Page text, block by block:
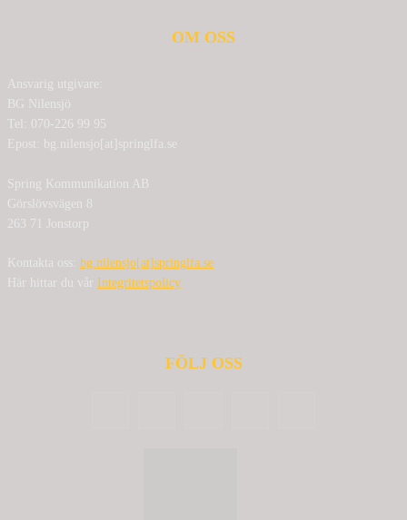
OM OSS
Ansvarig utgivare:
BG Nilensjö
Tel: 070-226 99 95
Epost: bg.nilensjo[at]springlfa.se
Spring Kommunikation AB
Görslövsvägen 8
263 71 Jonstorp
Kontakta oss: bg.nilensjo[at]springlfa.se
Här hittar du vår Integritetspolicy
FÖLJ OSS